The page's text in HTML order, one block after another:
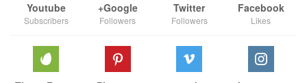
Facebook
Likes
Twitter
Followers
Google+
Followers
Youtube
Subscribers